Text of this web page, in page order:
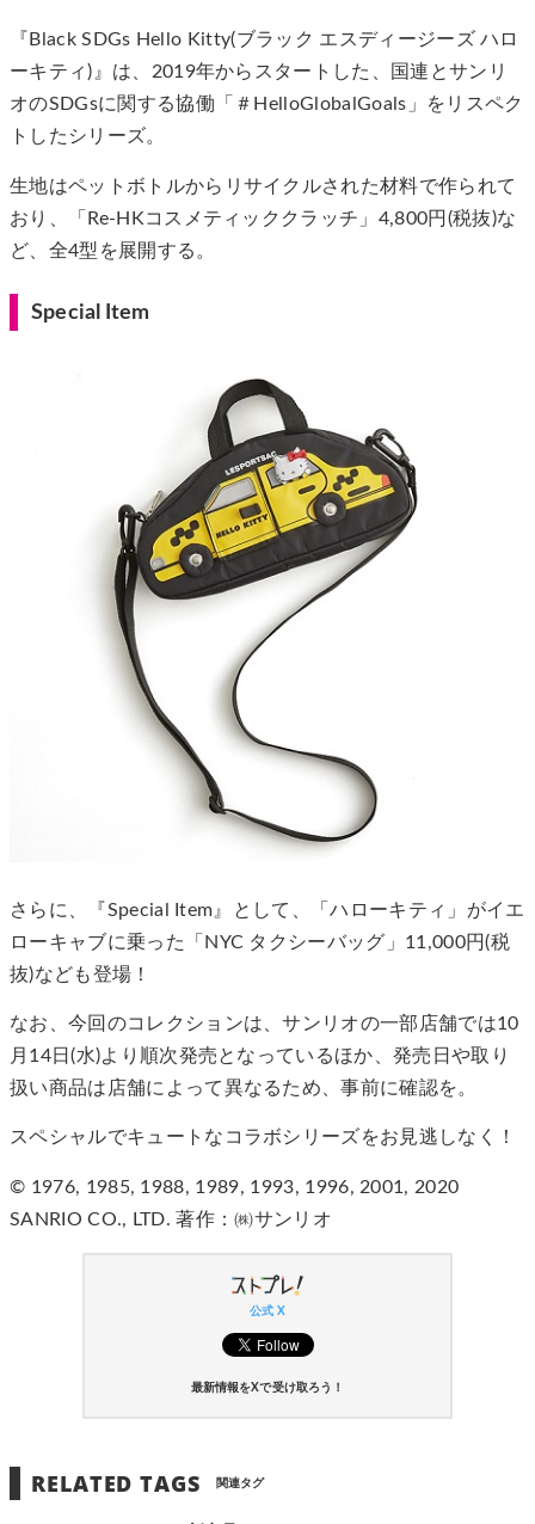
『Black SDGs Hello Kitty(ブラック エスディージーズ ハロ
ーキティ)』は、2019年からスタートした、国連とサンリ
オのSDGsに関する協働「＃HelloGlobalGoals」をリスペク
トしたシリーズ。
生地はペットボトルからリサイクルされた材料で作られて
おり、「Re-HKコスメティッククラッチ」4,800円(税抜)な
ど、全4型を展開する。
Special Item
さらに、『Special Item』として、「ハローキティ」がイエ
ローキャブに乗った「NYC タクシーバッグ」11,000円(税
抜)なども登場！
なお、今回のコレクションは、サンリオの一部店舗では10
月14日(水)より順次発売となっているほか、発売日や取り
扱い商品は店舗によって異なるため、事前に確認を。
スペシャルでキュートなコラボシリーズをお見逃しなく！
© 1976, 1985, 1988, 1989, 1993, 1996, 2001, 2020
SANRIO CO., LTD. 著作：㈱サンリオ
公式 X
最新情報をXで受け取ろう！
RELATED TAGS 関連タグ